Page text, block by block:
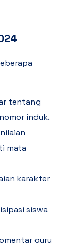
tentang
induk.
mata
karakter
siswa
guru